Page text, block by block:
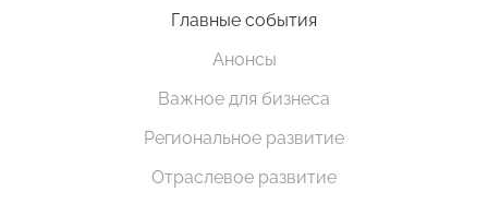
Главные события
Анонсы
Важное для бизнеса
Региональное развитие
Отраслевое развитие